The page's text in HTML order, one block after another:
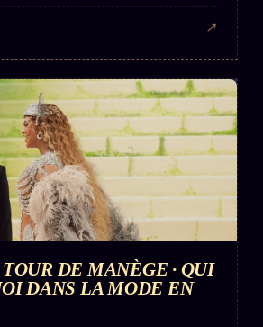
↗
DE MANÈGE · QUI
DANS LA MODE EN